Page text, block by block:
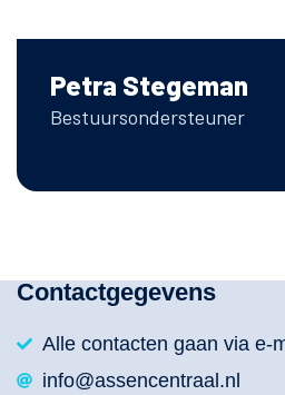
Petra Stegeman
Bestuursondersteuner
Contactgegevens
Alle contacten gaan via e-
info@assencentraal.nl